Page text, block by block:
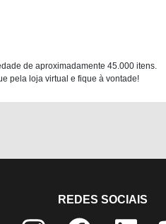
de aproximadamente 45.000 itens.
pela loja virtual e fique à vontade!
REDES SOCIAIS